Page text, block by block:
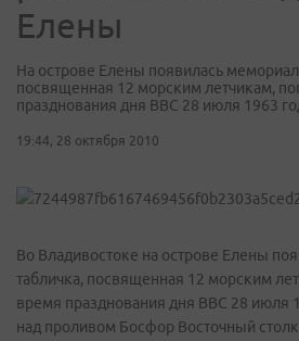
Елены
На острове Елены появилась
посвященная 12 морским летчикам,
празднования дня ВВС 28 июля 1963
19:44, 28 октября 2010
Во Владивостоке на острове Елены
табличка, посвященная 12 морским
время празднования дня ВВС 28 июля
над проливом Босфор Восточный